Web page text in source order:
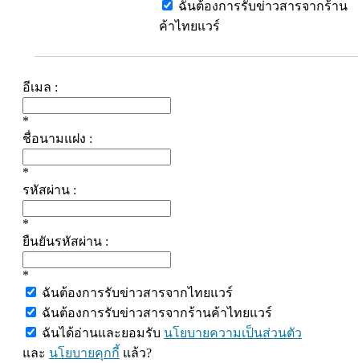
ฉันต้องการรับข่าวสารจากร้าน
ค้าไทยแวร์
อีเมล :
*
ชื่อนามแฝง :
*
รหัสผ่าน :
*
ยืนยันรหัสผ่าน :
*
ฉันต้องการรับข่าวสารจากไทยแวร์
ฉันต้องการรับข่าวสารจากร้านค้าไทยแวร์
ฉันได้อ่านและยอมรับ นโยบายความเป็นส่วนตัว
และ นโยบายคุกกี้ แล้ว?